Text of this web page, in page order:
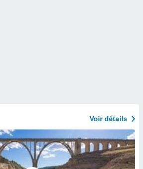
Voir détails